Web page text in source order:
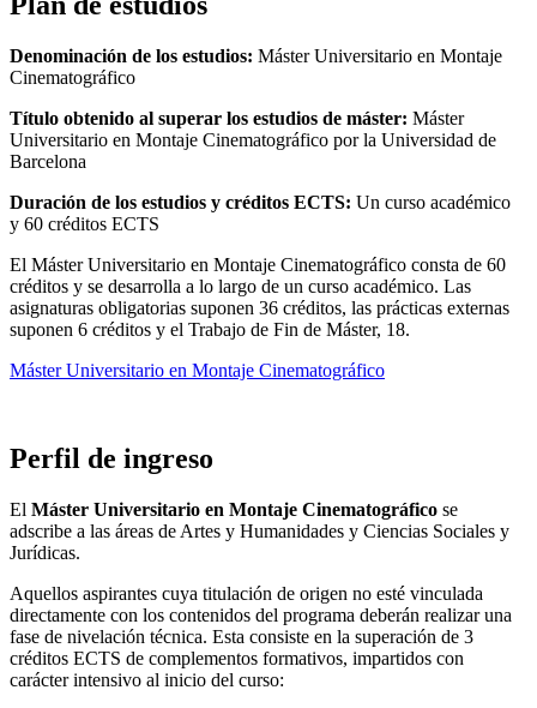
Denominación de los estudios: Máster Universitario en Montaje
Cinematográfico
Título obtenido al superar los estudios de máster: Máster
Universitario en Montaje Cinematográfico por la Universidad de
Barcelona
Duración de los estudios y créditos ECTS: Un curso académico
y 60 créditos ECTS
El Máster Universitario en Montaje Cinematográfico consta de 60
créditos y se desarrolla a lo largo de un curso académico. Las
asignaturas obligatorias suponen 36 créditos, las prácticas externas
suponen 6 créditos y el Trabajo de Fin de Máster, 18.
Máster Universitario en Montaje Cinematográfico
Perfil de ingreso
El Máster Universitario en Montaje Cinematográfico se
adscribe a las áreas de Artes y Humanidades y Ciencias Sociales y
Jurídicas.
Aquellos aspirantes cuya titulación de origen no esté vinculada
directamente con los contenidos del programa deberán realizar una
fase de nivelación técnica. Esta consiste en la superación de 3
créditos ECTS de complementos formativos, impartidos con
carácter intensivo al inicio del curso: